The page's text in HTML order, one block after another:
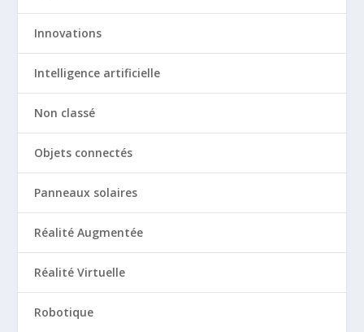
Innovations
Intelligence artificielle
Non classé
Objets connectés
Panneaux solaires
Réalité Augmentée
Réalité Virtuelle
Robotique